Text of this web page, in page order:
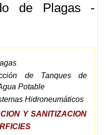
de Plagas -
de Tanques de
Potable
Hidroneumáticos
Y SANITIZACION